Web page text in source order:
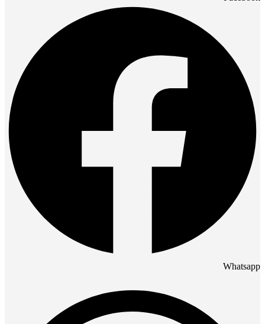
Whatsapp